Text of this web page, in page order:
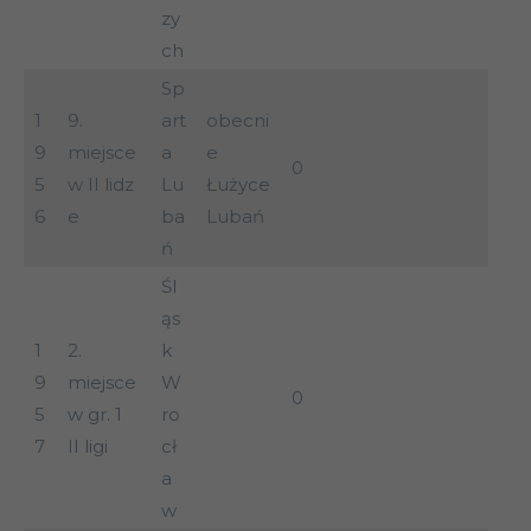
zy
ch
1
9
5
6
9.
miejsce
w II lidz
e
Sp
art
a
Lu
ba
ń
obecni
e
Łużyce
Lubań
0
1
9
5
7
2.
miejsce
w gr. 1
II ligi
Śl
ąs
k
W
ro
cł
a
w
0